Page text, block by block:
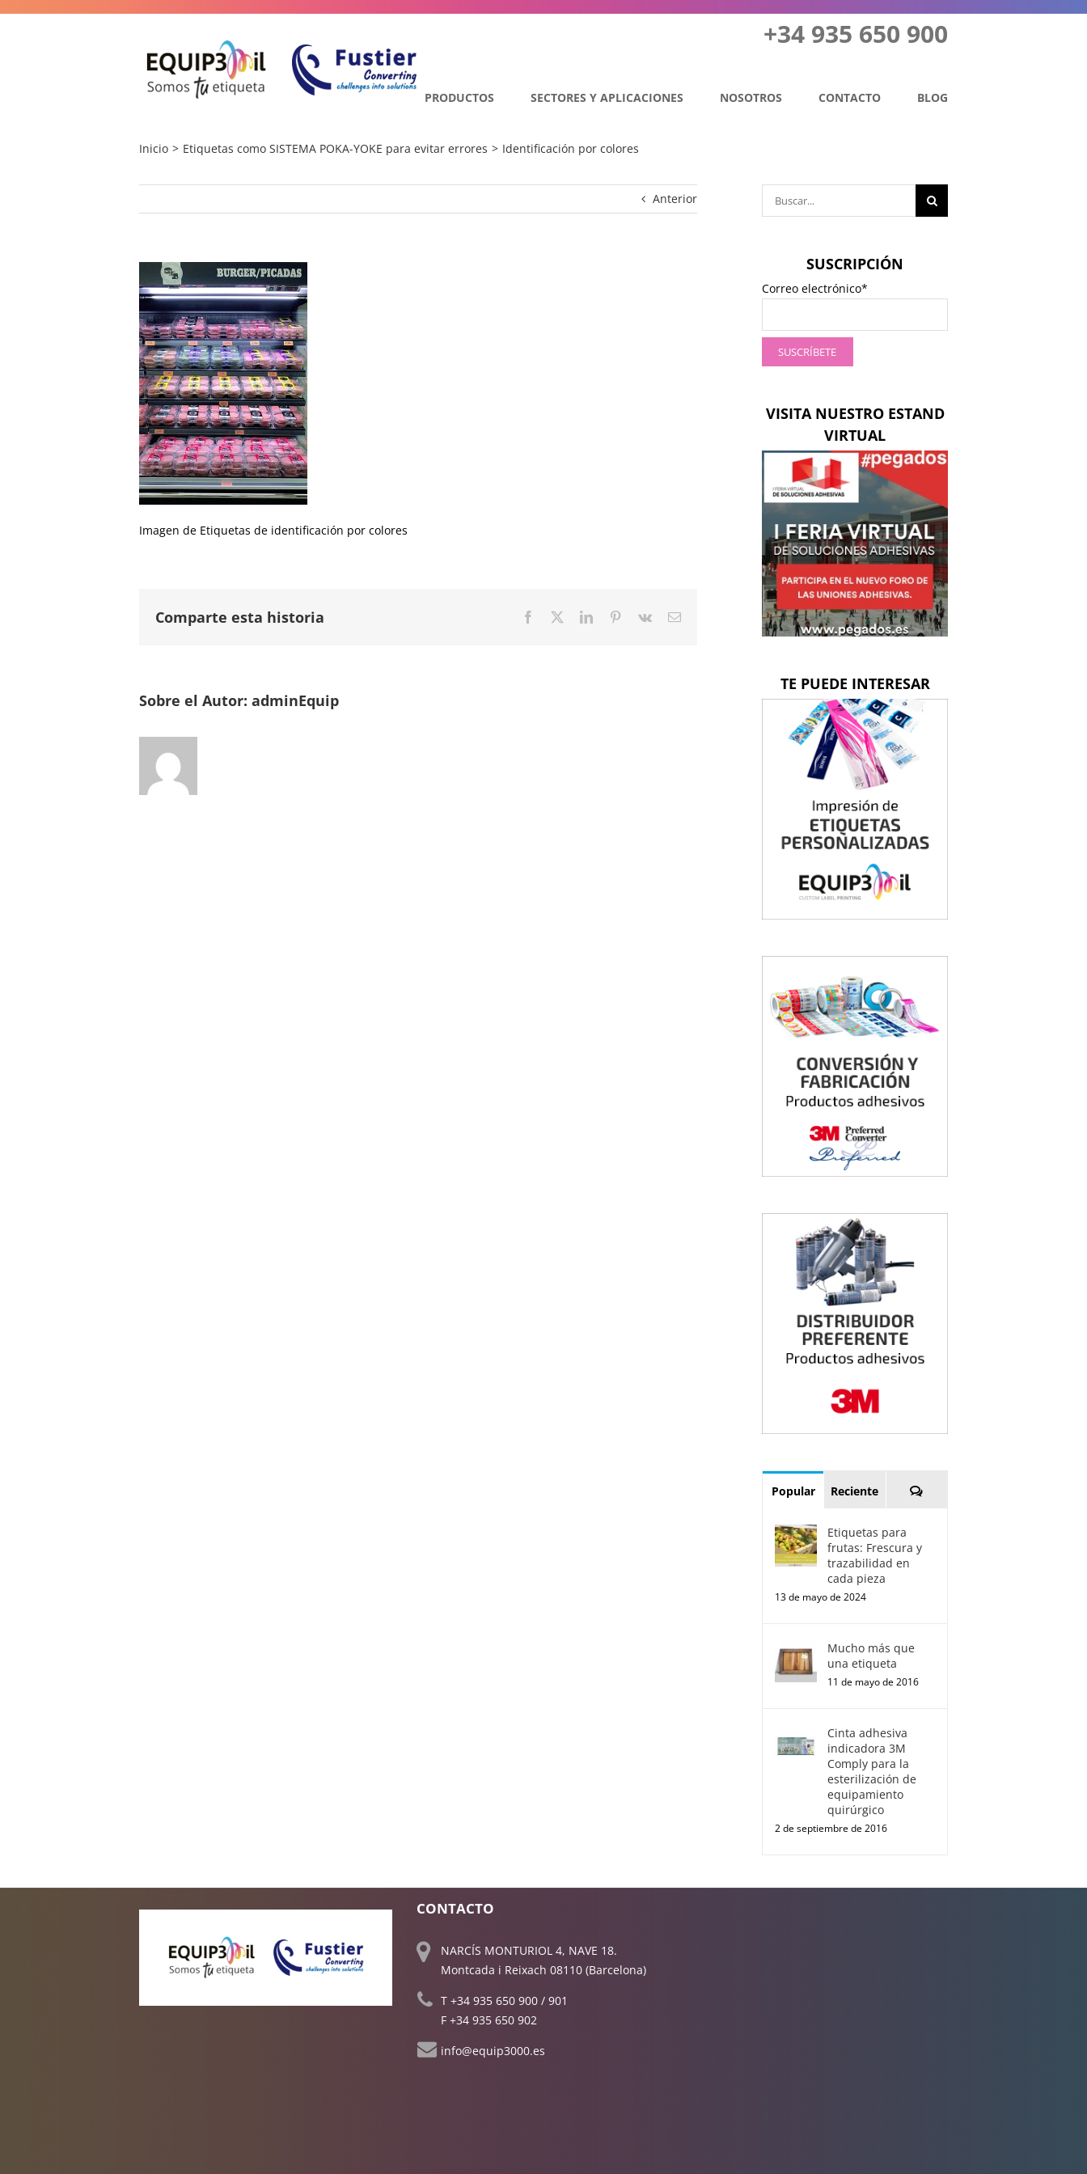
+34 935 650 900
PRODUCTOS SECTORES Y APLICACIONES NOSOTROS CONTACTO BLOG
Inicio Etiquetas como SISTEMA POKA-YOKE para evitar errores Identificación por colores
Anterior
Imagen de Etiquetas de identificación por colores
Comparte esta historia Facebook
TwitterLinkedInPinterest
Vk
Correo
Sobre el Autor: adminEquip
SUSCRIPCIÓN
Correo electrónico*
VISITA NUESTRO ESTAND
VIRTUAL
TE PUEDE INTERESAR
Popular Reciente Comentarios
Etiquetas para
frutas: Frescura y
trazabilidad en
cada pieza
13 de mayo de 2024
Mucho más que
una etiqueta
11 de mayo de 2016
Cinta adhesiva
indicadora 3M
Comply para la
esterilización de
equipamiento
quirúrgico
2 de septiembre de 2016
CONTACTO
NARCÍS MONTURIOL 4, NAVE 18.
Montcada i Reixach 08110 (Barcelona)
T+34 935 650 900 /901
F +34 935 650 902
info@equip3000.es